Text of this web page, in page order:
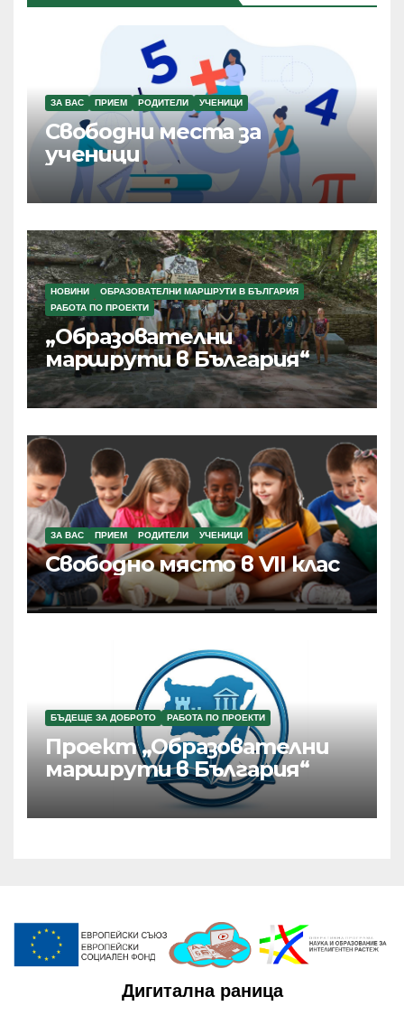
ЗА ВАС ПРИЕМ РОДИТЕЛИ УЧЕНИЦИ
Свободни места за
ученици
НОВИНИ
ОБРАЗОВАТЕЛНИ МАРШРУТИ В БЪЛГАРИЯ
РАБОТА ПО ПРОЕКТИ
„Образователни
маршрути в България“
ЗА ВАС ПРИЕМ РОДИТЕЛИ УЧЕНИЦИ
Свободно място в VII клас
БЪДЕЩЕ ЗА ДОБРОТО РАБОТА ПО ПРОЕКТИ
Проект „Образователни
маршрути в България“
Дигитална раница